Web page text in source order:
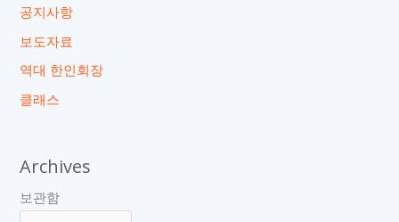
공지사항
보도자료
역대 한인회장
클래스
Archives
보관함